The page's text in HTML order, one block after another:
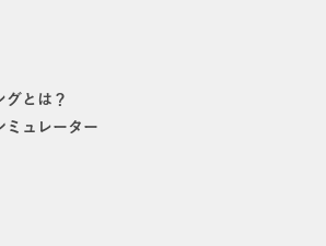
グとは？
ミュレーター